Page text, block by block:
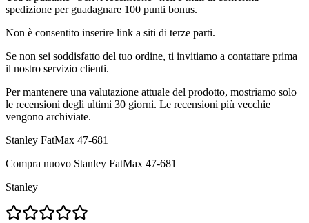
spedizione per guadagnare 100 punti bonus.
Non è consentito inserire link a siti di terze parti.
Se non sei soddisfatto del tuo ordine, ti invitiamo a contattare prima
il nostro servizio clienti.
Per mantenere una valutazione attuale del prodotto, mostriamo solo
le recensioni degli ultimi 30 giorni. Le recensioni più vecchie
vengono archiviate.
Stanley FatMax 47-681
Compra nuovo Stanley FatMax 47-681
Stanley